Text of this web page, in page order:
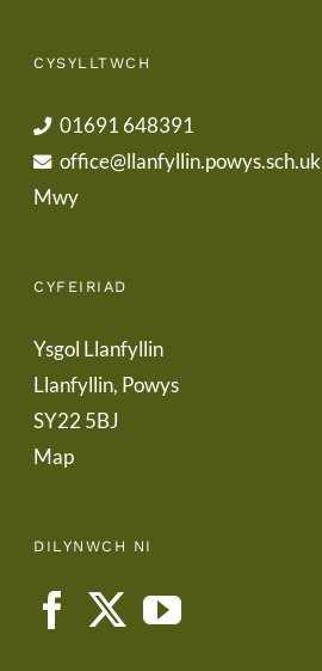
CYSYLLTWCH
01691 648391
office@llanfyllin.powys.sch.uk
Mwy
CYFEIRIAD
Ysgol Llanfyllin
Llanfyllin, Powys
SY22 5BJ
Map
DILYNWCH NI